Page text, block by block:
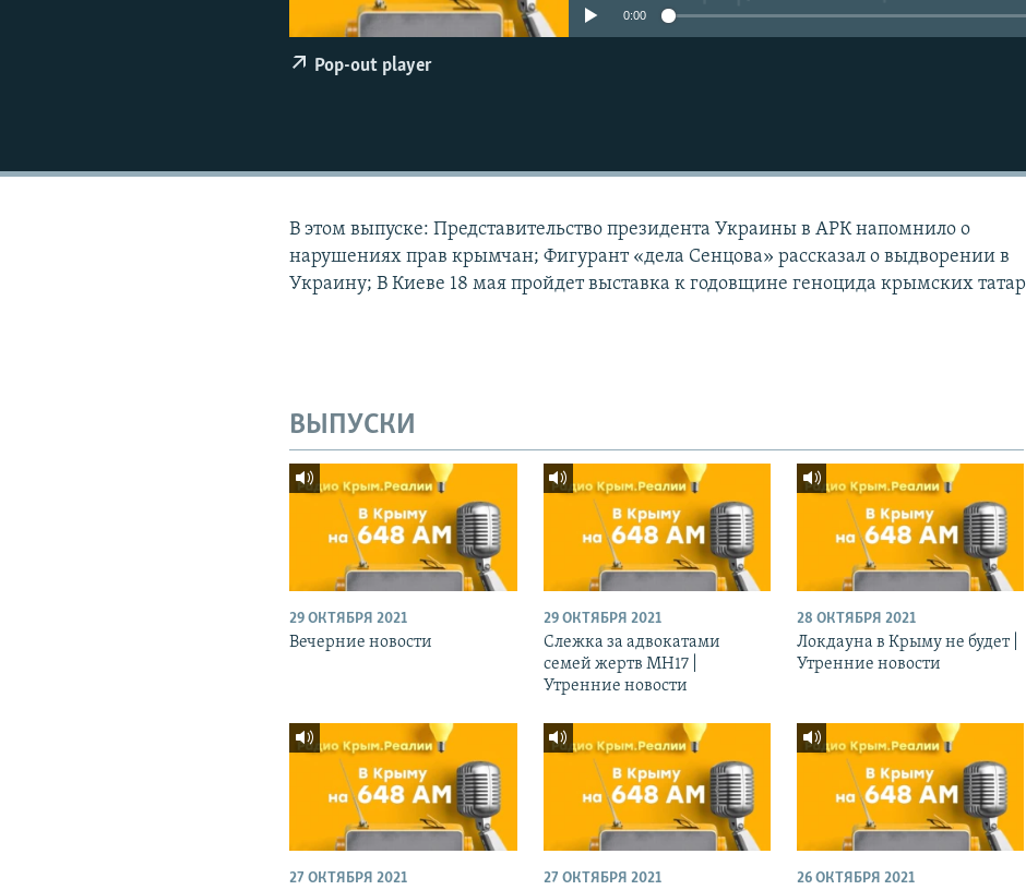
0:00
Pop-out player
В этом выпуске: Представительство президента Украины в АРК напомнило о
нарушениях прав крымчан; Фигурант «дела Сенцова» рассказал о выдворении в
Украину; В Киеве 18 мая пройдет выставка к годовщине геноцида крымских татар
ВЫПУСКИ
29 ОКТЯБРЯ 2021
Вечерние новости
29 ОКТЯБРЯ 2021
Слежка за адвокатами
семей жертв МН17 |
Утренние новости
28 ОКТЯБРЯ 2021
Локдауна в Крыму не будет |
Утренние новости
27 ОКТЯБРЯ 2021 27 ОКТЯБРЯ 2021 26 ОКТЯБРЯ 2021